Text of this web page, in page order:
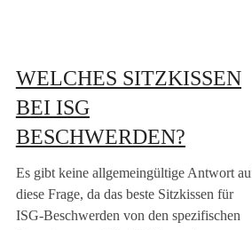
WELCHES SITZKISSEN
BEI ISG
BESCHWERDEN?
Es gibt keine allgemeingültige Antwort
diese Frage, da das beste Sitzkissen für
ISG-Beschwerden von den spezifischen